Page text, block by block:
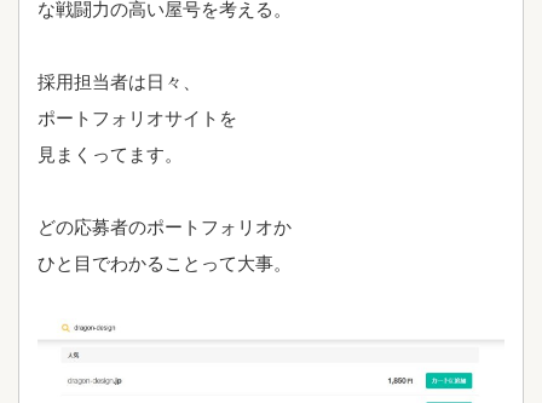
な戦闘力の高い屋号を考える。
採用担当者は日々、
ポートフォリオサイトを
見まくってます。
どの応募者のポートフォリオか
ひと目でわかることって大事。